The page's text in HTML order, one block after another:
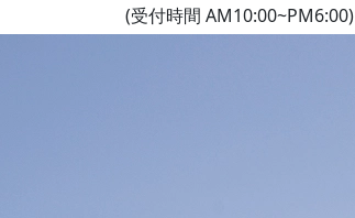
(受付時間 AM10:00~PM6:00)